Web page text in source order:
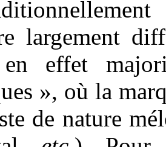
largement
en effet
», où la
de nature